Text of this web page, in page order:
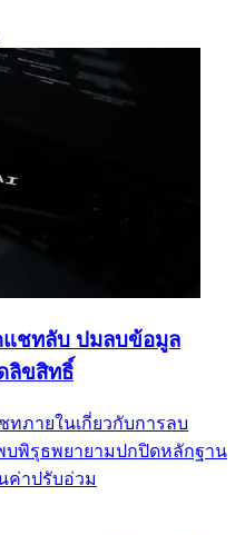
แชทลับ ปมลบข้อมูล
ลิขสิทธิ์
ทภายในเกี่ยวกับการลบ
พบพิรุธพยายามปกปิดหลักฐาน
ค่าปรับอ่วม